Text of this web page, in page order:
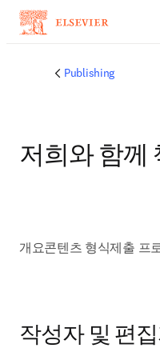
Publishing
저희와 함께
개요콘텐츠 형식제출 프
작성자 및 편